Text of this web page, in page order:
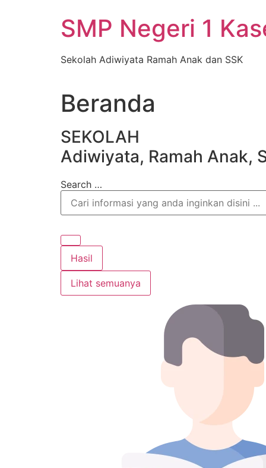
SMP Negeri 1
Sekolah Adiwiyata Ramah Anak dan SSK
Beranda
SEKOLAH
Adiwiyata, Ramah Anak,
Search …
Hasil
Lihat semuanya